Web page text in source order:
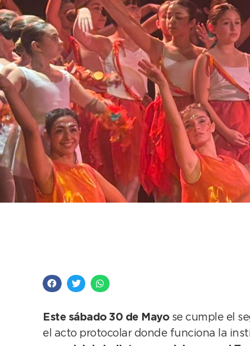
Este sábado 30 de Mayose cumple el
el acto protocolar donde funciona la